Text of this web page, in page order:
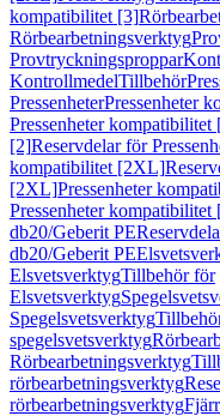
kompatibilitet [3]
Rörbearbetningsverktyg
Provtryckningsproppar
KontrollmedelTillbehör
PressenheterPressenheter
Pressenheter kompatibilitet
[2]Reservdelar för
kompatibilitet [2XL]
[2XL]Pressenheter
Pressenheter
db20/Geberit PE
db20/Geberit PE
ElsvetsverktygTillbehör för
Elsvetsverktyg
Spegelsvetsverktyg
spegelsvetsverktyg
Rörbearbetningsverktyg
rörbearbetningsverktyg
rörbearbetningsverktyg